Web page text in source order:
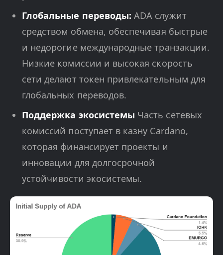
Глобальные переводы: ADA служит
средством обмена, обеспечивая быстрые
и недорогие международные транзакции.
Низкие комиссии и высокая скорость
сети делают токен привлекательным для
глобальных переводов.
Поддержка экосистемы Часть сетевых
комиссий поступает в казну Cardano,
которая финансирует проекты и
инновации для долгосрочной
устойчивости экосистемы.